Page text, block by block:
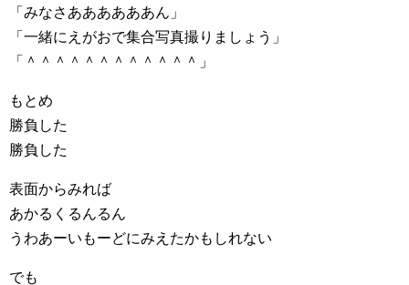
「みなさああああああん」
「一緒にえがおで集合写真撮りましょう」
「＾＾＾＾＾＾＾＾＾＾＾＾」
もとめ
勝負した
勝負した
表面からみれば
あかるくるんるん
うわあーいもーどにみえたかもしれない
でも